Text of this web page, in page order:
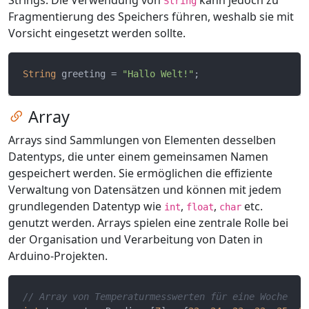
Fragmentierung des Speichers führen, weshalb sie mit
Vorsicht eingesetzt werden sollte.
String greeting = "Hallo Welt!"
Zum Kapitel springen
Array
Arrays sind Sammlungen von Elementen desselben
Datentyps, die unter einem gemeinsamen Namen
gespeichert werden. Sie ermöglichen die effiziente
Verwaltung von Datensätzen und können mit jedem
grundlegenden Datentyp wie int, float, char etc.
genutzt werden. Arrays spielen eine zentrale Rolle bei
der Organisation und Verarbeitung von Daten in
Arduino-Projekten.
// Array von Temperaturmesswerten für eine Woche